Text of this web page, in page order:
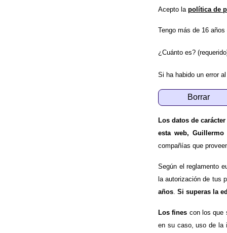
Acepto la política de
Tengo más de 16
¿Cuánto es?
Si ha habido un error
Los datos de carácter
esta web,
compañías que
Según el reglamento
la autorización de tus
años Si superas la
Los fines con los que
en su caso, uso de la